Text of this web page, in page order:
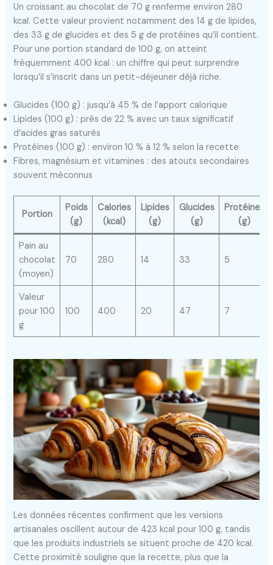
Un croissant au chocolat de 70 g renferme environ 280
kcal. Cette valeur provient notamment des 14 g de lipides,
des 33 g de glucides et des 5 g de protéines qu’il contient.
Pour une portion standard de 100 g, on atteint
fréquemment 400 kcal : un chiffre qui peut surprendre
lorsqu’il s’inscrit dans un petit-déjeuner déjà riche.
Glucides (100 g) : jusqu’à 45 % de l’apport calorique
Lipides (100 g) : près de 22 % avec un taux significatif
d’acides gras saturés
Protéines (100 g) : environ 10 % à 12 % selon la recette
Fibres, magnésium et vitamines : des atouts secondaires
souvent méconnus
Portion
Poids
(g)
Calories
(kcal)
Lipides
(g)
Glucides
(g)
Protéines
(g)
Pain au
chocolat
(moyen)
70 280 14 33 5
Valeur
pour 100
g
100 400 20 47 7
Les données récentes confirment que les versions
artisanales oscillent autour de 423 kcal pour 100 g, tandis
que les produits industriels se situent proche de 420 kcal.
Cette proximité souligne que la recette, plus que la